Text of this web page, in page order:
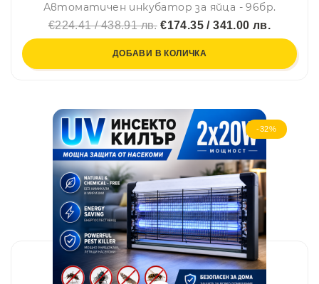
Автоматичен инкубатор за яйца - 96бр.
€224.41 / 438.91 лв.€174.35 / 341.00 лв.
ДОБАВИ В КОЛИЧКА
-32%